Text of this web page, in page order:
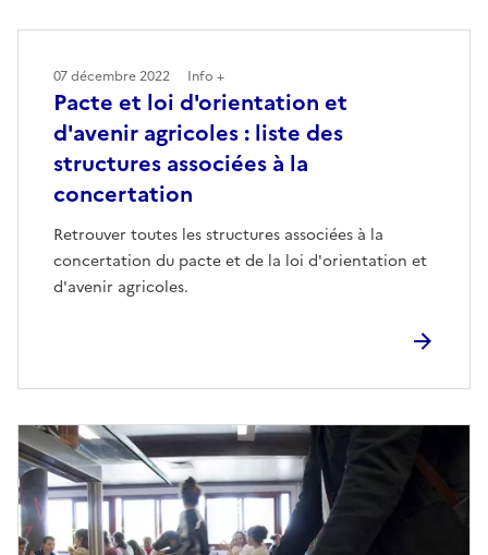
Pacte et loi d'orientation et
d'avenir agricoles : liste des
structures associées à la
concertation
Retrouver toutes les structures associées à la
concertation du pacte et de la loi d'orientation et
d'avenir agricoles.
07 décembre 2022 Info +